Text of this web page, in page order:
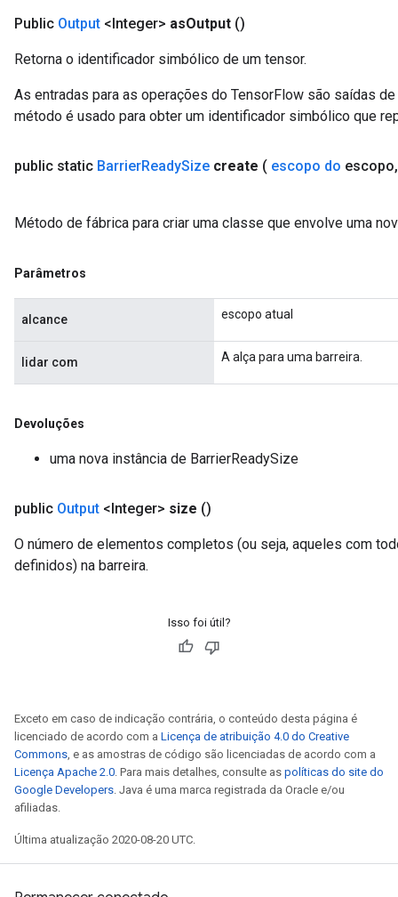
Public Output <Integer> asOutput ()
Retorna o identificador simbólico de um tensor.
As entradas para as operações do TensorFlow são saídas
método é usado para obter um identificador simbólico que
public static BarrierReadySize create ( escopo do escopo,
Método de fábrica para criar uma classe que envolve uma
Parâmetros
alcance escopo atual
lidar com A alça para uma barreira.
Devoluções
uma nova instância de BarrierReadySize
public Output <Integer> size ()
O número de elementos completos (ou seja, aqueles com
definidos) na barreira.
Isso foi útil?
Exceto em caso de indicação contrária, o conteúdo desta página é
licenciado de acordo com a Licença de atribuição 4.0 do Creative
Commons, e as amostras de código são licenciadas de acordo com a
Licença Apache 2.0. Para mais detalhes, consulte as políticas do site do
Google Developers. Java é uma marca registrada da Oracle e/ou
afiliadas.
Última atualização 2020-08-20 UTC.